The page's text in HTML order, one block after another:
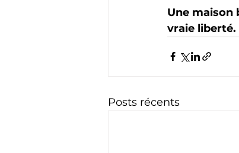
Une maison
vraie liberté.
Posts récents